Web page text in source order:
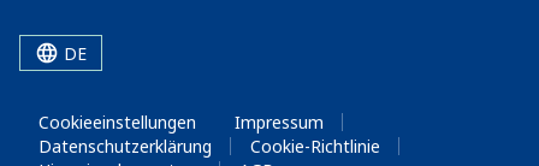
DE
Cookieeinstellungen
Impressum
Datenschutzerklärung
Cookie-Richtlinie